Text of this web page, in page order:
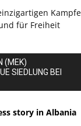
für Freiheit
(MEK)
SIEDLUNG BEI
story in Albania